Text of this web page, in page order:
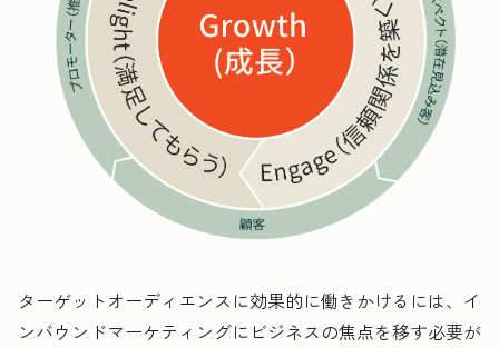
ターゲットオーディエンスに効果的に働きかけるには、イ
ンバウンドマーケティングにビジネスの焦点を移す必要が